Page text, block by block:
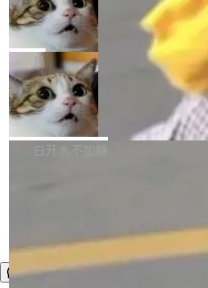
意味着一个无人看管的 AI 程序，
里日夜不停地"烧钱"。 复盘显示，
而美国模型厂商在"闭门造车"。他
ding in silos"——各自为战，互不
断从他嘴里说出来分量不同。
全球最大的开源 AI 平台，上面跑
型。谁在开源赛道上领先，...
序给别人用。偶尔有人自己写个博
家居控制、家庭实验室，都算稀奇
aw 是 Shelley 的作者，一个开源
nt。他最近在博客上写了一篇文章
简单：开发者工具必须开源。 理
由软件情怀，而是一个跟 AI
技术判断。 两行 prompt 就能个
DeepSeek Harness 宣布内测
网最大规模开源 Agent 路演现
一条内测招募帖，发出去的时候
会变成一场开源 Agent 生态的路
DeepSeek Harness 团队负责人
i）在 X 上发帖： 「如果你是
关开源项目的开发者，希望参加
ness 的内测，可以回复或私信联
Harness 负责把能力落到真实环
具、读写文件、管理上下文、处理
环。崔添翼招人的标...
局
商汤 SenseNova U1.5-Lite-
开源
商汤科技宣布面向社区开源轻量
型的预览版本 SenseNova U1.5-
理解、推理、生成与编辑，还仅以
量大小，将能力推进到4K、更精细
更复杂的视觉控制和可持续迭代编
白开水不加糖